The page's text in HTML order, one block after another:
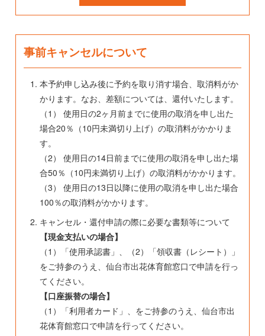
事前キャンセルについて
本予約申し込み後に予約を取り消す場合、取消料がか
かります。なお、差額については、還付いたします。
（1） 使用日の2ヶ月前までに使用の取消を申し出た
場合20％（10円未満切り上げ）の取消料がかかりま
す。
（2） 使用日の14日前までに使用の取消を申し出た場
合50％（10円未満切り上げ）の取消料がかかります。
（3） 使用日の13日以降に使用の取消を申し出た場合
100％の取消料がかかります。
キャンセル・還付申請の際に必要な書類等について
【現金支払いの場合】
（1）「使用承認書」、（2）「領収書（レシート）」
をご持参のうえ、仙台市出花体育館窓口で申請を行っ
てください。
【口座振替の場合】
（1）「利用者カード」、をご持参のうえ、仙台市出
花体育館窓口で申請を行ってください。